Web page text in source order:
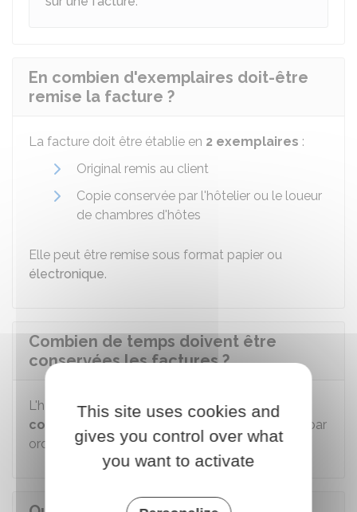
En combien d'exemplaires doit-être
remise la facture ?
La facture doit être établie en 2 exemplaires :
Original remis au client
Copie conservée par l'hôtelier ou le loueur
de chambres d'hôtes
Elle peut être remise sous format papier ou
électronique.
Combien de temps doivent être
conservées les factures ?
L'hôtelier ou le loueur de chambre d'hôtes doit
conserver
, par
ordre de date de rédaction.
This site uses cookies and
gives you control over what
you want to activate